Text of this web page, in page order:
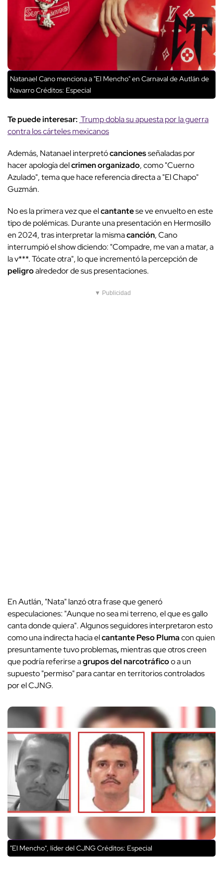
Natanael Cano menciona a "El Mencho" en Carnaval de Autlán de
NavarroCréditos: Especial
Te puede interesar: Trump dobla su apuesta por la guerra
contra los cárteles mexicanos
Además, Natanael interpretócancionesseñaladas por
hacer apología delcrimen organizado, como "Cuerno
Azulado", tema que hace referencia directa a "El Chapo"
Guzmán.
No es la primera vez que elcantantese ve envuelto en este
tipo de polémicas. Durante una presentación en Hermosillo
en 2024, tras interpretar la mismacanción, Cano
interrumpió el show diciendo: "Compadre, me van a matar, a
la v***. Tócate otra", lo que incrementó la percepción de
peligroalrededor de sus presentaciones.
▼ Publicidad
En Autlán, "Nata" lanzó otra frase que generó
especulaciones: "Aunque no sea mi terreno, el que es gallo
canta donde quiera". Algunos seguidores interpretaron esto
como una indirecta hacia elcantante Peso Plumacon quien
presuntamente tuvo problemas, mientras que otros creen
que podría referirse agrupos del narcotráficoo a un
supuesto "permiso" para cantar en territorios controlados
por el CJNG.
"El Mencho", líder del CJNGCréditos: Especial